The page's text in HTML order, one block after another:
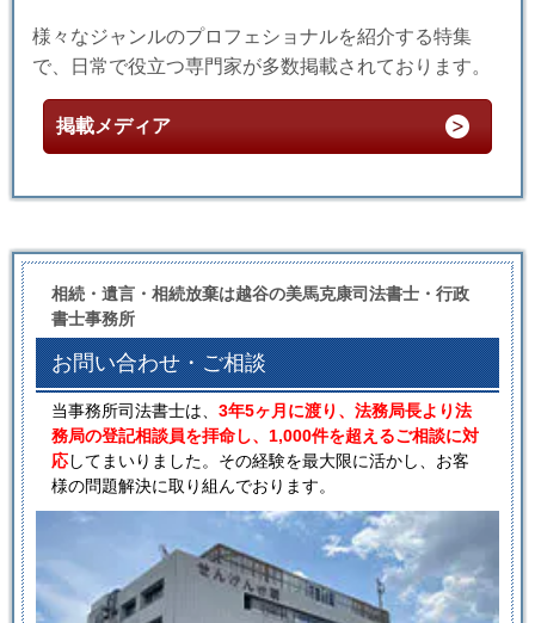
様々なジャンルのプロフェショナルを紹介する特集
で、日常で役立つ専門家が多数掲載されております。
掲載メディア
相続・遺言・相続放棄は越谷の美馬克康司法書士・行政
書士事務所
お問い合わせ・ご相談
当事務所司法書士は、 3年5ヶ月に渡り、法務局長より法
務局の登記相談員を拝命し、1,000件を超えるご相談に対
応してまいりました。その経験を最大限に活かし、お客
様の問題解決に取り組んでおります。